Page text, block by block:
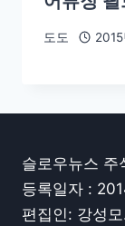
도도
슬로우뉴스 주
등록일자 :
편집인: 강성